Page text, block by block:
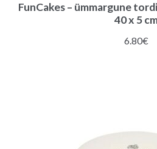
FunCakes – ümmargune
40 x 5
6.80€